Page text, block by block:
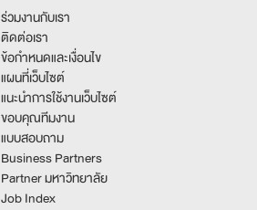
ร่วมงานกับเรา
ติดต่อเรา
ข้อกำหนดและเงื่อนไข
แผนที่เว็บไซต์
แนะนำการใช้งานเว็บไซต์
ขอบคุณทีมงาน
แบบสอบถาม
Business Partners
Partner มหาวิทยาลัย
Job Index